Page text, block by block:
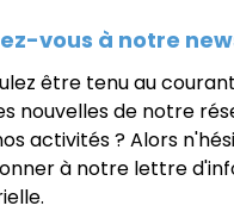
vous à notre
être tenu au
nouvelles de notre
activités ? Alors
à notre lettre